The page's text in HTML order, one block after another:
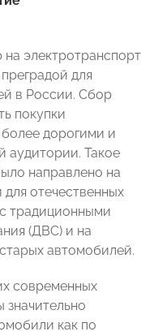
электротранспорт
для
в России. Сбор
покупки
дорогими и
аудитории. Такое
направлено на
отечественных
традиционными
(ДВС) и на
автомобилей.
современных
значительно
как по